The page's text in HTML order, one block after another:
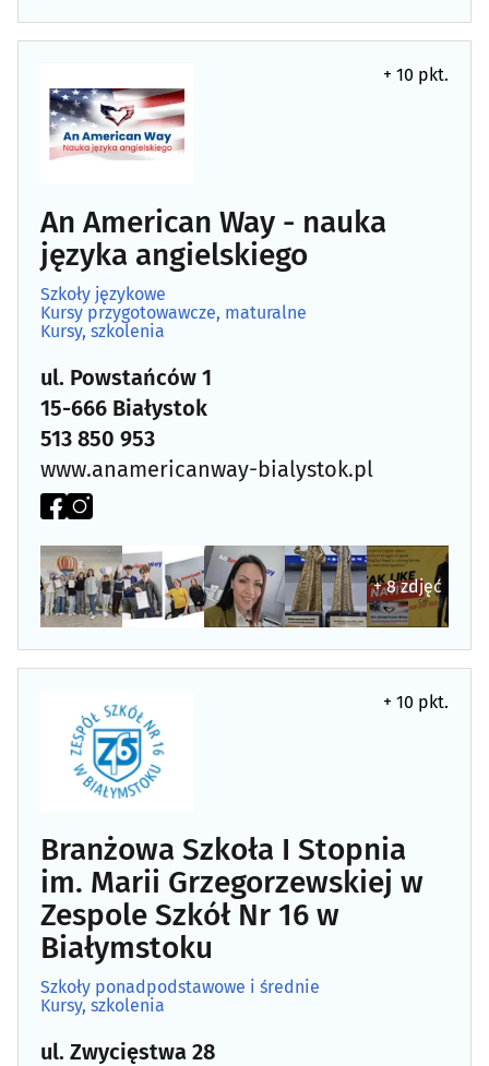
+ 10 pkt.
An American Way - nauka
języka angielskiego
Szkoły językowe
Kursy przygotowawcze, maturalne
Kursy, szkolenia
ul. Powstańców 1
15-666 Białystok
513 850 953
www.anamericanway-bialystok.pl
+ 8 zdjęć
+ 10 pkt.
Branżowa Szkoła I Stopnia
im. Marii Grzegorzewskiej w
Zespole Szkół Nr 16 w
Białymstoku
Szkoły ponadpodstawowe i średnie
Kursy, szkolenia
ul. Zwycięstwa 28